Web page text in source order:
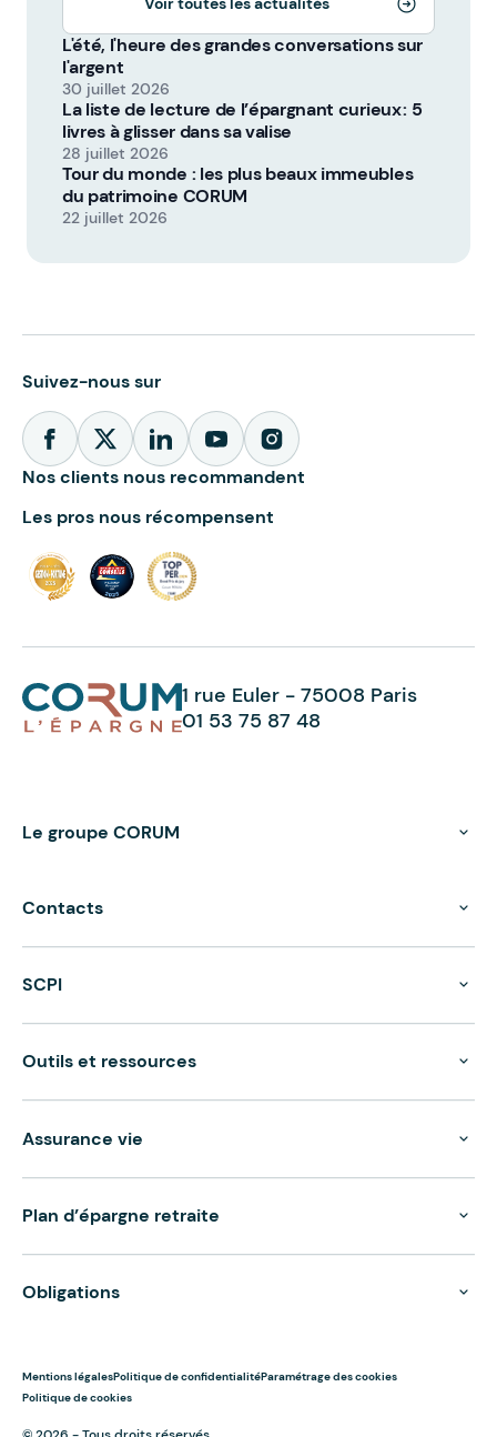
L'été, l'heure des grandes conversations sur
l'argent
30 juillet 2026
La liste de lecture de l’épargnant curieux : 5
livres à glisser dans sa valise
28 juillet 2026
Tour du monde : les plus beaux immeubles
du patrimoine CORUM
22 juillet 2026
Suivez-nous sur
Nos clients nous recommandent
Les pros nous récompensent
1 rue Euler - 75008 Paris
01 53 75 87 48
Le groupe CORUM
Contacts
SCPI
Outils et ressources
Assurance vie
Plan d’épargne retraite
Obligations
Mentions légalesPolitique de confidentialitéParamétrage des cookies
Politique de cookies